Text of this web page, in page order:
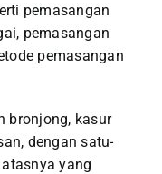
pemasangan
pemasangan
pemasangan
bronjong, kasur
dengan satu-
yang